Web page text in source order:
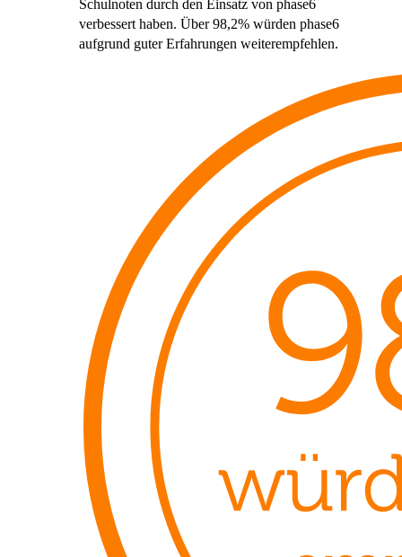
Schulnoten durch den Einsatz von phase6
verbessert haben. Über 98,2% würden phase6
aufgrund guter Erfahrungen weiterempfehlen.